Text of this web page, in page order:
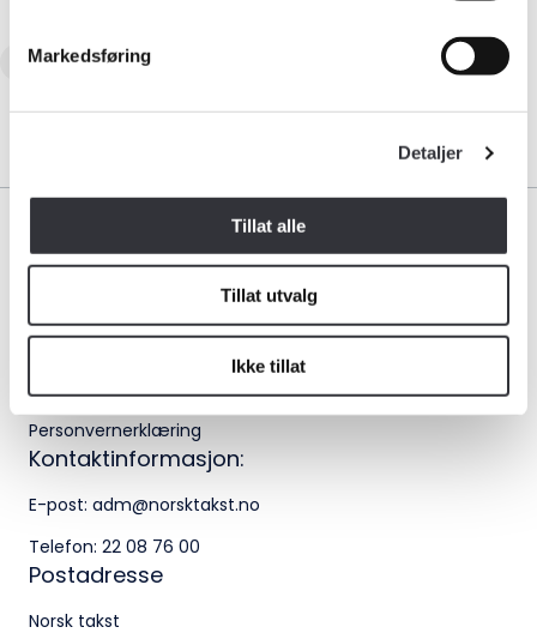
Markedsføring
Detaljer
Tillat alle
Tillat utvalg
Ikke tillat
Bli medlem
adm@norsktakst.no
22 08 76 00
Besøksadresse:
Klingenberggt. 7A, 0161 Oslo
Postadresse:
Pb. 1516 Vika, 0117 OSLO
Organisasjonsnummer:
956 955 211
Tilstandsanalyse av boligeiendom
Bransjeorganisasjonen for landets takstforetak.
Medlemskap
Bli medlem i Norsk takst
Personvernerklæring
Kontaktinformasjon:
E-post: adm@norsktakst.no
Telefon: 22 08 76 00
Postadresse
Norsk takst